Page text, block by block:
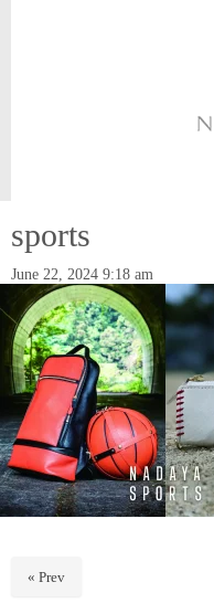
sports
June 22, 2024 9:18 am
« Prev